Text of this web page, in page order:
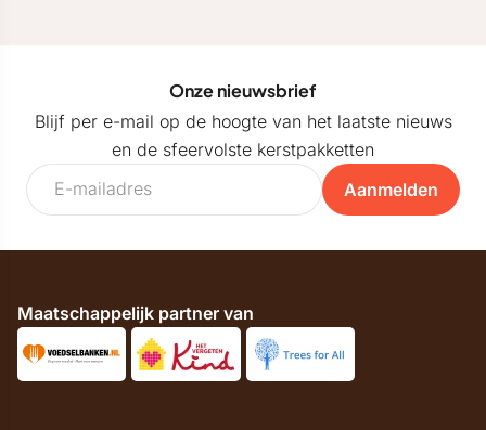
Onze nieuwsbrief
Blijf per e-mail op de hoogte van het laatste nieuws
en de sfeervolste kerstpakketten
Aanmelden
Maatschappelijk partner van